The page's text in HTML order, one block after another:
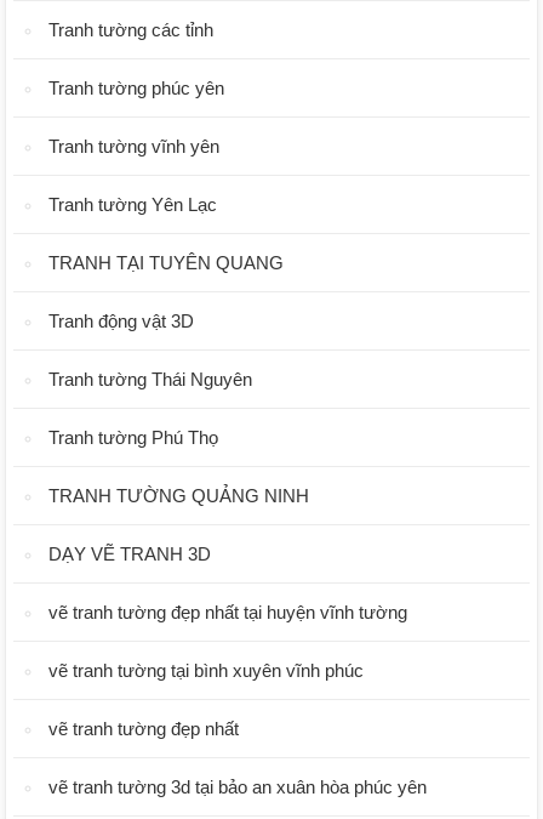
Tranh tường các tỉnh
Tranh tường phúc yên
Tranh tường vĩnh yên
Tranh tường Yên Lạc
TRANH TẠI TUYÊN QUANG
Tranh động vật 3D
Tranh tường Thái Nguyên
Tranh tường Phú Thọ
TRANH TƯỜNG QUẢNG NINH
DẠY VẼ TRANH 3D
vẽ tranh tường đẹp nhất tại huyện vĩnh tường
vẽ tranh tường tại bình xuyên vĩnh phúc
vẽ tranh tường đẹp nhất
vẽ tranh tường 3d tại bảo an xuân hòa phúc yên